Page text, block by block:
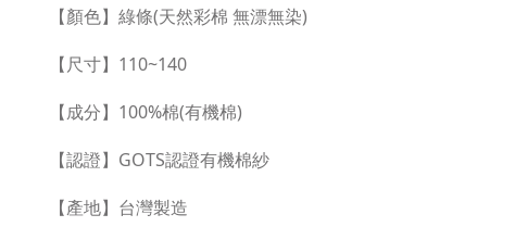
【顏色】綠條(天然彩棉 無漂無染)
【尺寸】110~140
【成分】100%棉(有機棉)
【認證】GOTS認證有機棉紗
【產地】台灣製造